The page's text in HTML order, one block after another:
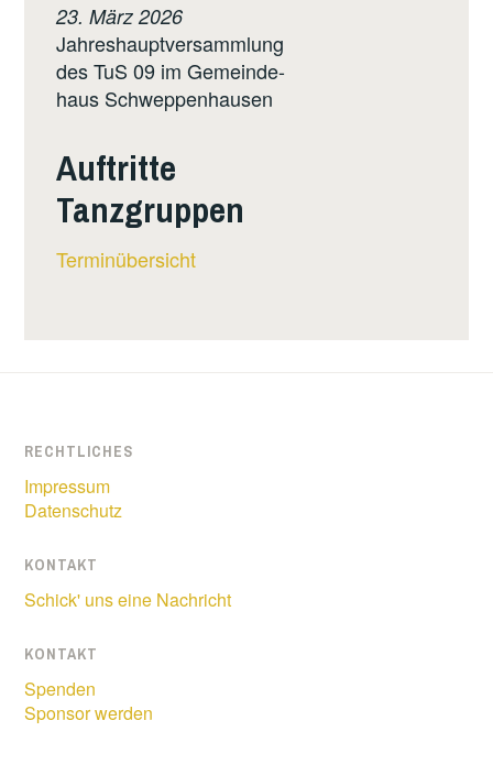
23. März 2026
Jahreshauptversammlung
des TuS 09 im Gemeinde-
haus Schweppenhausen
Auftritte
Tanzgruppen
Terminübersicht
RECHTLICHES
Impressum
Datenschutz
KONTAKT
Schick' uns eine Nachricht
KONTAKT
Spenden
Sponsor werden